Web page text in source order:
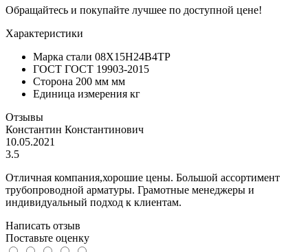
Обращайтесь и покупайте лучшее по доступной цене!
Характеристики
Марка стали 08Х15Н24В4ТР
ГОСТ ГОСТ 19903-2015
Сторона 200 мм мм
Единица измерения кг
Отзывы
Константин Константинович
10.05.2021
3.5
Отличная компания,хорошие цены. Большой ассортимент
трубопроводной арматуры. Грамотные менеджеры и
индивидуальный подход к клиентам.
Написать отзыв
Поставьте оценку